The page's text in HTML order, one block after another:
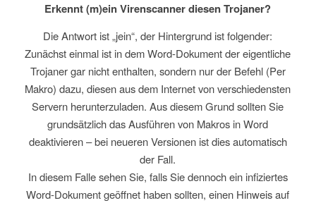
Erkennt (m)ein Virenscanner diesen Trojaner?
Die Antwort ist „jein“, der Hintergrund ist folgender:
Zunächst einmal ist in dem Word-Dokument der eigentliche
Trojaner gar nicht enthalten, sondern nur der Befehl (Per
Makro) dazu, diesen aus dem Internet von verschiedensten
Servern herunterzuladen. Aus diesem Grund sollten Sie
grundsätzlich das Ausführen von Makros in Word
deaktivieren – bei neueren Versionen ist dies automatisch
der Fall.
In diesem Falle sehen Sie, falls Sie dennoch ein infiziertes
Word-Dokument geöffnet haben sollten, einen Hinweis auf